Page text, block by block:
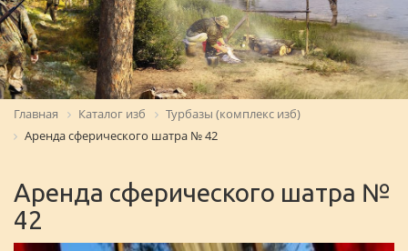
Главная Каталог изб
Турбазы (комплекс изб)
Аренда сферического шатра № 42
Аренда сферического шатра №
42